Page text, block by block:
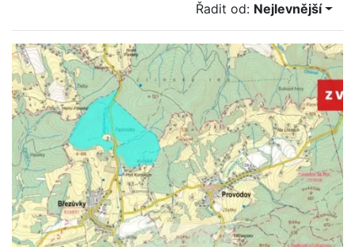
Řadit od: Nejlevnější